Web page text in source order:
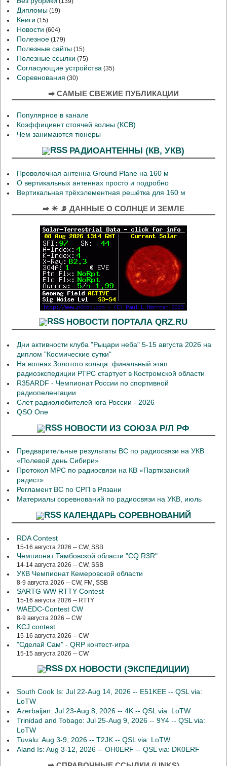
Дипломы (19)
Книги (15)
Новости (604)
Полезное (179)
Полезные сайты (15)
Полезные ссылки (75)
Согласующие устройства (35)
Соревнования (30)
➡ САМЫЕ СВЕЖИЕ ПУБЛИКАЦИИ
Популярное в канале
Коэффициент стоячей волны (КСВ)
Чем занимаются тюнеры
РАДИОАНТЕННЫ (КВ, УКВ)
Проволочная антенна Ground Plane на 160 м
О вертикальных антеннах просто и подробно
Вертикальная трёхэлементная решётка для 160 м
➡ ☀ 📡 ДАННЫЕ О СОЛНЦЕ И ЗЕМЛЕ
НОВОСТИ ПОРТАЛА QRZ.RU
Дни активности клуба "Рыцари неба" 5-15 августа 2026 на
диплом "Космические сутки"
На волнах Золотого кольца: финальный этап
радиоэкспедиции РТРС стартует в Костромской области
R35ARDF - Чемпионат России по спортивной
радиопеленгации
Слет радиолюбителей юга России - 2026
QSO One
НОВОСТИ ИЗ СОЮЗА Р/Л РФ
Предварительные результаты ВС по радиосвязи на УКВ
«Полевой день Сибири»
Протокол МРС по радиосвязи на КВ «Партизанский
радист»
Регламент ВС по СРП в Рязани
Материалы соревнований по радиосвязи на УКВ, июль
КАЛЕНДАРЬ СОРЕВНОВАНИЙ
RDA Contest
15-16 августа 2026 -- CW, SSB
Чемпионат Тамбовской области "CQ R3R"
14-14 августа 2026 -- CW, SSB
УКВ Чемпионат Кемеровской области
8-9 августа 2026 -- CW, FM, SSB
SARTG WW RTTY Contest
15-16 августа 2026 -- RTTY
WAEDC-Contest CW
8-9 августа 2026 -- CW
KCJ contest
15-16 августа 2026 -- CW
"Сделай Сам" - QRP контест-игра
15-15 августа 2026 -- CW
DX НОВОСТИ (ЭКСПЕДИЦИИ)
South Cook Is: Jul 22-Aug 14, 2026 -- E51KEE -- QSL via:
LoTW
Azerbaijan: Jul 23-Aug 8, 2026 -- 4K -- QSL via: LoTW
Trinidad and Tobago: Jul 25-Aug 9, 2026 -- 9Y4 -- QSL via:
LoTW
Tuvalu: Aug 3-9, 2026 -- T2JK -- QSL via: LoTW
Aland Is: Aug 3-12, 2026 -- OH0ERF -- QSL via: DK0ERF